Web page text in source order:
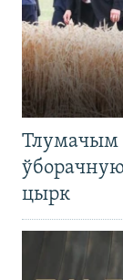
Тлумачым
цырк